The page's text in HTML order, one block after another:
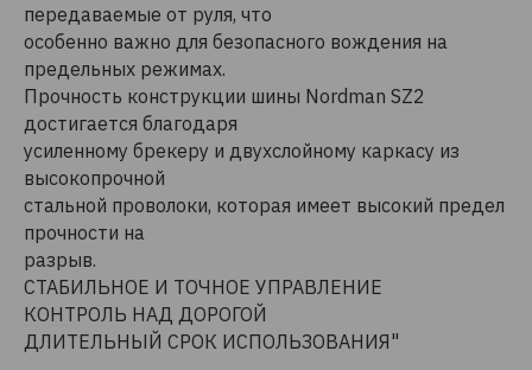
передаваемые от руля, что
особенно важно для безопасного вождения на
предельных режимах.
Прочность конструкции шины Nordman SZ2
достигается благодаря
усиленному брекеру и двухслойному каркасу из
высокопрочной
стальной проволоки, которая имеет высокий предел
прочности на
разрыв.
СТАБИЛЬНОЕ И ТОЧНОЕ УПРАВЛЕНИЕ
КОНТРОЛЬ НАД ДОРОГОЙ
ДЛИТЕЛЬНЫЙ СРОК ИСПОЛЬЗОВАНИЯ"